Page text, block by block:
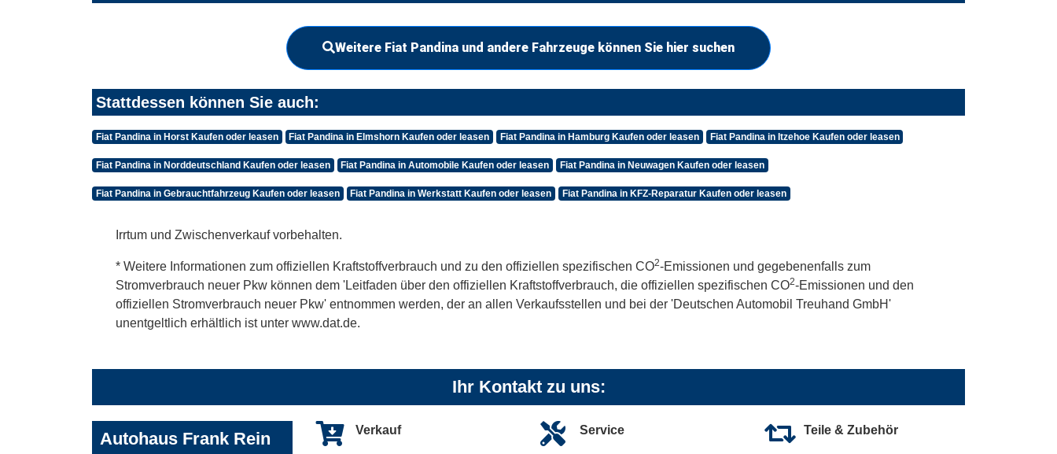
Weitere Fiat Pandina und andere Fahrzeuge können Sie hier suchen
Stattdessen können Sie auch:
Fiat Pandina in Horst Kaufen oder leasen Fiat Pandina in Elmshorn Kaufen oder leasen Fiat Pandina in Hamburg Kaufen oder leasen Fiat Pandina in Itzehoe Kaufen oder leasen
Fiat Pandina in Norddeutschland Kaufen oder leasen Fiat Pandina in Automobile Kaufen oder leasen Fiat Pandina in Neuwagen Kaufen oder leasen
Fiat Pandina in Gebrauchtfahrzeug Kaufen oder leasen Fiat Pandina in Werkstatt Kaufen oder leasen Fiat Pandina in KFZ-Reparatur Kaufen oder leasen
Irrtum und Zwischenverkauf vorbehalten.
* Weitere Informationen zum offiziellen Kraftstoffverbrauch und zu den offiziellen spezifischen CO2-Emissionen und gegebenenfalls zum
Stromverbrauch neuer Pkw können dem 'Leitfaden über den offiziellen Kraftstoffverbrauch, die offiziellen spezifischen CO2-Emissionen und den
offiziellen Stromverbrauch neuer Pkw' entnommen werden, der an allen Verkaufsstellen und bei der 'Deutschen Automobil Treuhand GmbH'
unentgeltlich erhältlich ist unter www.dat.de.
Ihr Kontakt zu uns:
Autohaus Frank Rein Verkauf Service Teile & Zubehör